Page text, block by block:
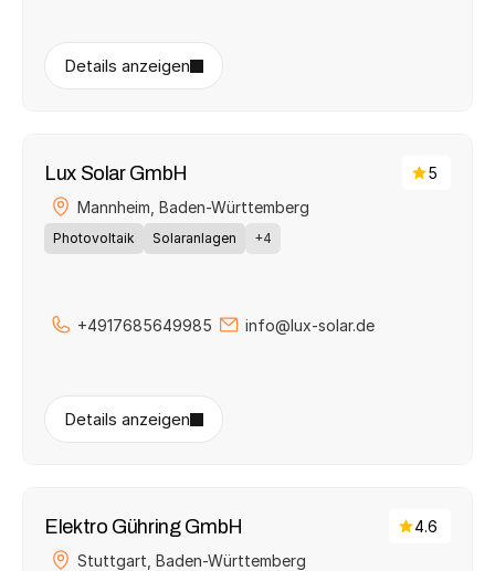
Details anzeigen
Lux Solar GmbH
5
Mannheim, Baden-Württemberg
Photovoltaik Solaranlagen +4
+4917685649985 info@lux-solar.de
Details anzeigen
Elektro Gühring GmbH
4.6
Stuttgart, Baden-Württemberg